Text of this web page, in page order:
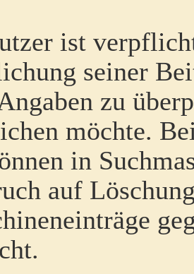
ist
seiner
zu
möchte.
in
auf